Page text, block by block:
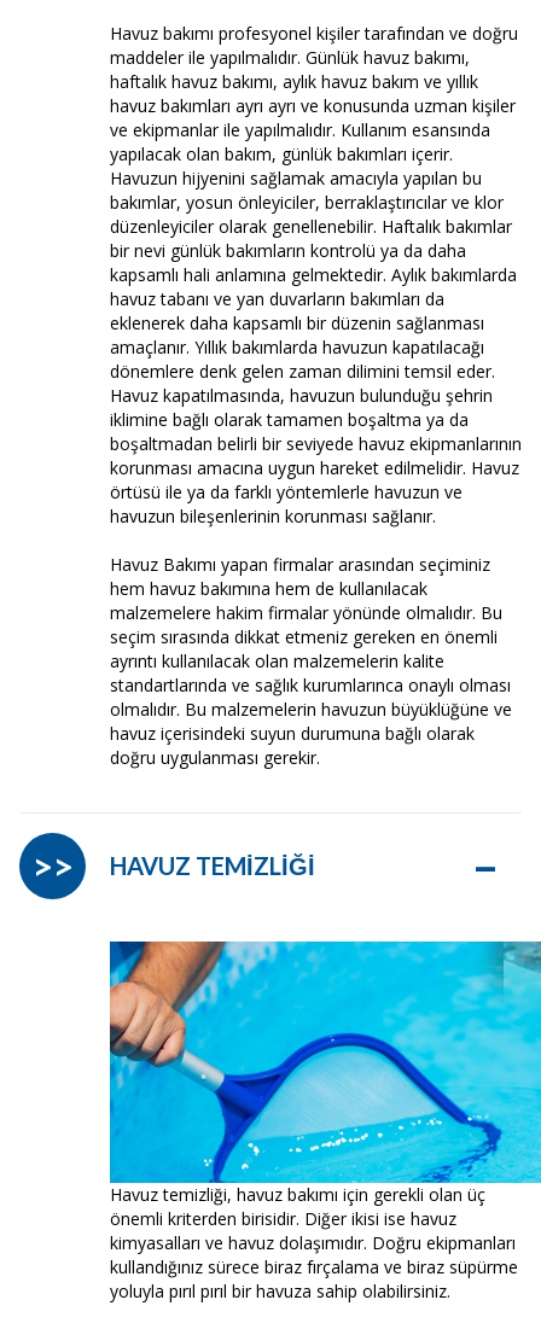
Havuz bakımı profesyonel kişiler tarafından ve doğru
maddeler ile yapılmalıdır. Günlük havuz bakımı,
haftalık havuz bakımı, aylık havuz bakım ve yıllık
havuz bakımları ayrı ayrı ve konusunda uzman kişiler
ve ekipmanlar ile yapılmalıdır. Kullanım esansında
yapılacak olan bakım, günlük bakımları içerir.
Havuzun hijyenini sağlamak amacıyla yapılan bu
bakımlar, yosun önleyiciler, berraklaştırıcılar ve klor
düzenleyiciler olarak genellenebilir. Haftalık bakımlar
bir nevi günlük bakımların kontrolü ya da daha
kapsamlı hali anlamına gelmektedir. Aylık bakımlarda
havuz tabanı ve yan duvarların bakımları da
eklenerek daha kapsamlı bir düzenin sağlanması
amaçlanır. Yıllık bakımlarda havuzun kapatılacağı
dönemlere denk gelen zaman dilimini temsil eder.
Havuz kapatılmasında, havuzun bulunduğu şehrin
iklimine bağlı olarak tamamen boşaltma ya da
boşaltmadan belirli bir seviyede havuz ekipmanlarının
korunması amacına uygun hareket edilmelidir. Havuz
örtüsü ile ya da farklı yöntemlerle havuzun ve
havuzun bileşenlerinin korunması sağlanır.
Havuz Bakımı yapan firmalar arasından seçiminiz
hem havuz bakımına hem de kullanılacak
malzemelere hakim firmalar yönünde olmalıdır. Bu
seçim sırasında dikkat etmeniz gereken en önemli
ayrıntı kullanılacak olan malzemelerin kalite
standartlarında ve sağlık kurumlarınca onaylı olması
olmalıdır. Bu malzemelerin havuzun büyüklüğüne ve
havuz içerisindeki suyun durumuna bağlı olarak
doğru uygulanması gerekir.
HAVUZ TEMİZLİĞİ –
>>
Havuz temizliği, havuz bakımı için gerekli olan üç
önemli kriterden birisidir. Diğer ikisi ise havuz
kimyasalları ve havuz dolaşımıdır. Doğru ekipmanları
kullandığınız sürece biraz fırçalama ve biraz süpürme
yoluyla pırıl pırıl bir havuza sahip olabilirsiniz.